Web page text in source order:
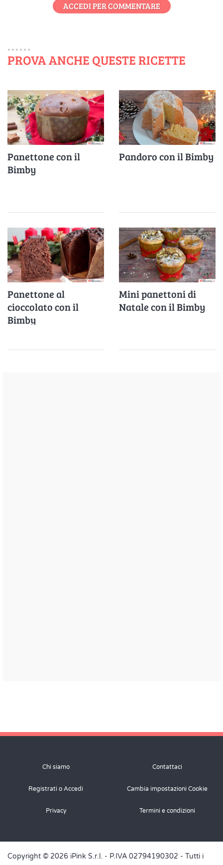
ACCEDI PER COMMENTARE
PROVA ANCHE QUESTE RICETTE
Panettone con il
Bimby
Pandoro con il Bimby
Panettone al
cioccolato con il
Bimby
Mini panettoni di
Natale con il Bimby
Chi siamo Contattaci
Registrati o Accedi Cambia impostazioni Cookie
Privacy Termini e condizioni
Copyright © 2026 iPink S.r.l. - P.IVA 02794190302 - Tutti i